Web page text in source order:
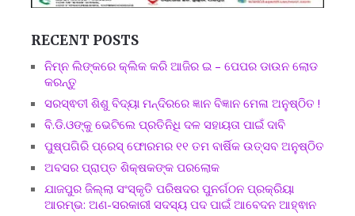
RECENT POSTS
ନିମ୍ନ ଲିଙ୍କରେ କ୍ଲିକ କରି ଆଜିର ଇ – ପେପର ଡାଉନ ଲୋଡ
କରନ୍ତୁ
ସରସ୍ଵତୀ ଶିଶୁ ବିଦ୍ୟା ମନ୍ଦିରରେ ଜ୍ଞାନ ବିଜ୍ଞାନ ମେଳା ଅନୁଷ୍ଠିତ !
ବି.ଡି.ଓଙ୍କୁ ଭେଟିଲେ ପ୍ରତିନିଧି ଦଳ ସହାୟତା ପାଇଁ ଦାବି
ପୁଷ୍ପଗିରି ପ୍ରେସ୍ ଫୋରମର ୧୧ ତମ ବାର୍ଷିକ ଉତ୍ସବ ଅନୁଷ୍ଠିତ
ଅବସର ପ୍ରାପ୍ତ ଶିକ୍ଷକଙ୍କ ପରଲୋକ
ଯାଜପୁର ଜିଲ୍ଲା ସଂସ୍କୃତି ପରିଷଦର ପୁନର୍ଗଠନ ପ୍ରକ୍ରିୟା
ଆରମ୍ଭ: ଅଣ-ସରକାରୀ ସଦସ୍ୟ ପଦ ପାଇଁ ଆବେଦନ ଆହ୍ଵାନ